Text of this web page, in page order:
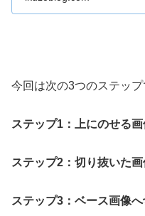
今回は次の3つのステップ
ステップ1：上にのせる画
ステップ2：切り抜いた
ステップ3：ベース画像